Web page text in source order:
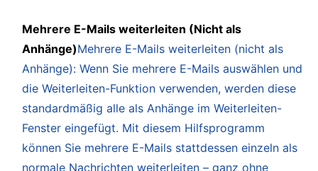
Mehrere E-Mails weiterleiten (Nicht als
Anhänge)Mehrere E-Mails weiterleiten (nicht als
Anhänge): Wenn Sie mehrere E-Mails auswählen und
die Weiterleiten-Funktion verwenden, werden diese
standardmäßig alle als Anhänge im Weiterleiten-
Fenster eingefügt. Mit diesem Hilfsprogramm
können Sie mehrere E-Mails stattdessen einzeln als
normale Nachrichten weiterleiten – ganz ohne